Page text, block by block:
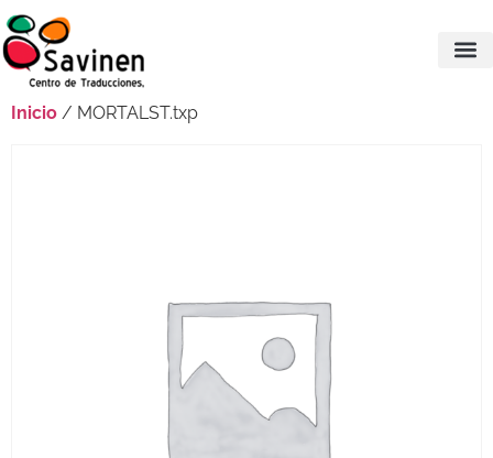
Inicio / MORTALST.txp